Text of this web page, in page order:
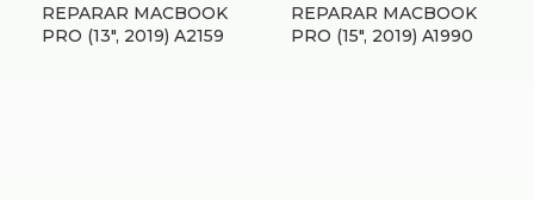
REPARAR MACBOOK
PRO (13″, 2019) A2159
REPARAR MACBOOK
PRO (15″, 2019) A1990